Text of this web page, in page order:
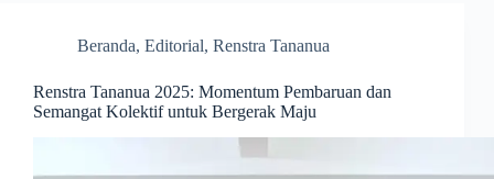
Beranda, Editorial, Renstra Tananua
Renstra Tananua 2025: Momentum Pembaruan dan
Semangat Kolektif untuk Bergerak Maju